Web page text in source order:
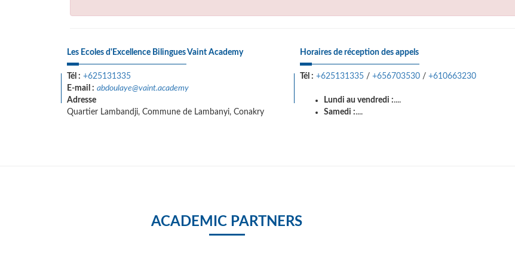
Les Ecoles d'Excellence Bilingues Vaint Academy
Tél : +625131335
E-mail : abdoulaye@vaint.academy
Adresse
Quartier Lambandji, Commune de Lambanyi, Conakry
Horaires de réception des appels
Tél : +625131335 / +656703530 / +610663230
Lundi au vendredi :....
Samedi :....
ACADEMIC PARTNERS